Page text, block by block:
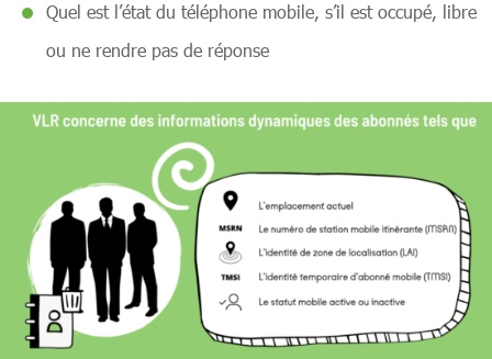
Quel est l’état du téléphone mobile, s’il est occupé, libre
ou ne rendre pas de réponse